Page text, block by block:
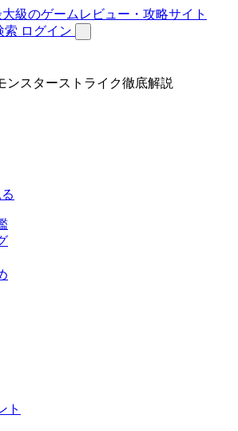
索 ログイン
ンスターストライク徹底解説
ト